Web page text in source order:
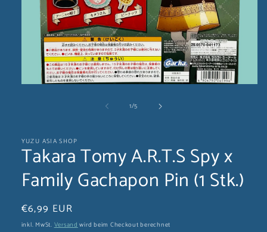
1/von
5
YUZU ASIA SHOP
Takara Tomy A.R.T.S Spy x
Family Gachapon Pin (1 Stk.)
Normaler
Preis
€6,99 EUR
inkl. MwSt.Versandwird beim Checkout berechnet